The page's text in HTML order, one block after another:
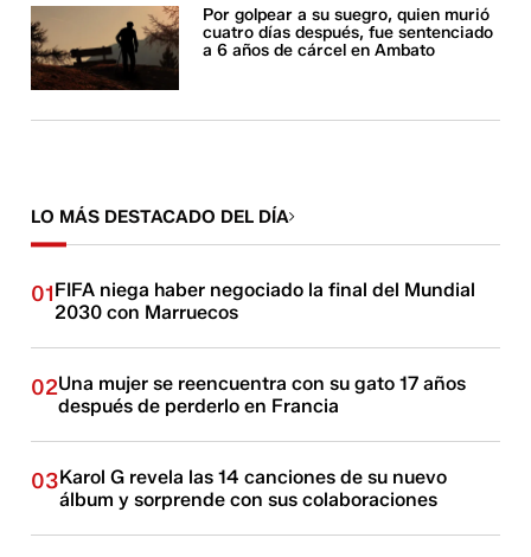
Por golpear a su suegro, quien murió
cuatro días después, fue sentenciado
a 6 años de cárcel en Ambato
LO MÁS DESTACADO DEL DÍA
01FIFA niega haber negociado la final del Mundial
2030 con Marruecos
02Una mujer se reencuentra con su gato 17 años
después de perderlo en Francia
03Karol G revela las 14 canciones de su nuevo
álbum y sorprende con sus colaboraciones